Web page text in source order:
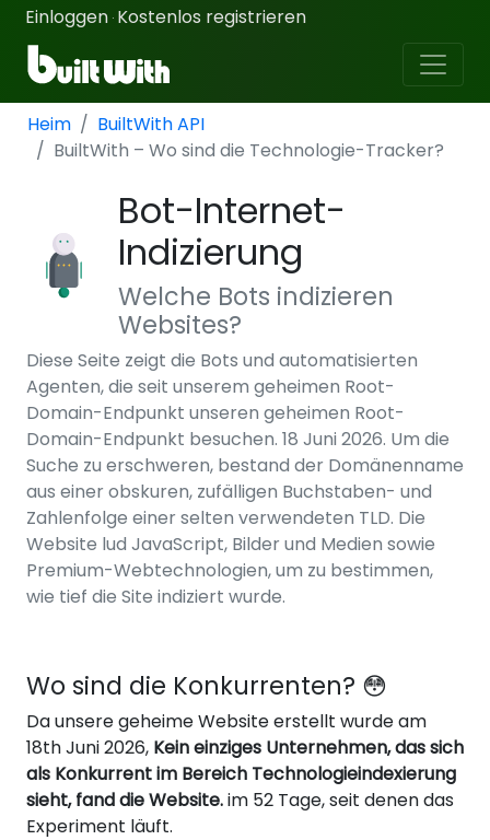
Einloggen · Kostenlos registrieren
Heim
BuiltWith API
BuiltWith – Wo sind die Technologie-Tracker?
Bot-Internet-
Indizierung
Welche Bots indizieren
Websites?
Diese Seite zeigt die Bots und automatisierten
Agenten, die seit unserem geheimen Root-
Domain-Endpunkt unseren geheimen Root-
Domain-Endpunkt besuchen. 18 Juni 2026. Um die
Suche zu erschweren, bestand der Domänenname
aus einer obskuren, zufälligen Buchstaben- und
Zahlenfolge einer selten verwendeten TLD. Die
Website lud JavaScript, Bilder und Medien sowie
Premium-Webtechnologien, um zu bestimmen,
wie tief die Site indiziert wurde.
Wo sind die Konkurrenten? 😳
Da unsere geheime Website erstellt wurde am
18th Juni 2026, Kein einziges Unternehmen, das sich
als Konkurrent im Bereich Technologieindexierung
sieht, fand die Website.im 52 Tage, seit denen das
Experiment läuft.